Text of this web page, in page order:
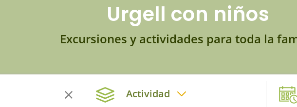
Urgell con niños
Excursiones y actividades para toda la
Actividad